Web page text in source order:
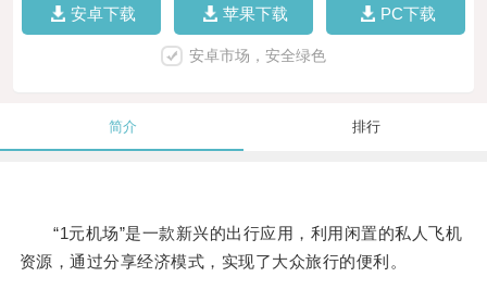
安卓下载 苹果下载 PC下载
安卓市场，安全绿色
简介 排行
“1元机场”是一款新兴的出行应用，利用闲置的私人飞机
资源，通过分享经济模式，实现了大众旅行的便利。